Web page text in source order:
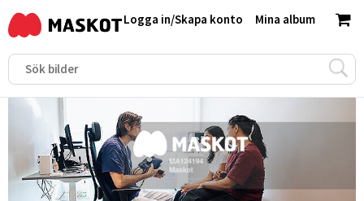
Mina album
Logga in/Skapa konto